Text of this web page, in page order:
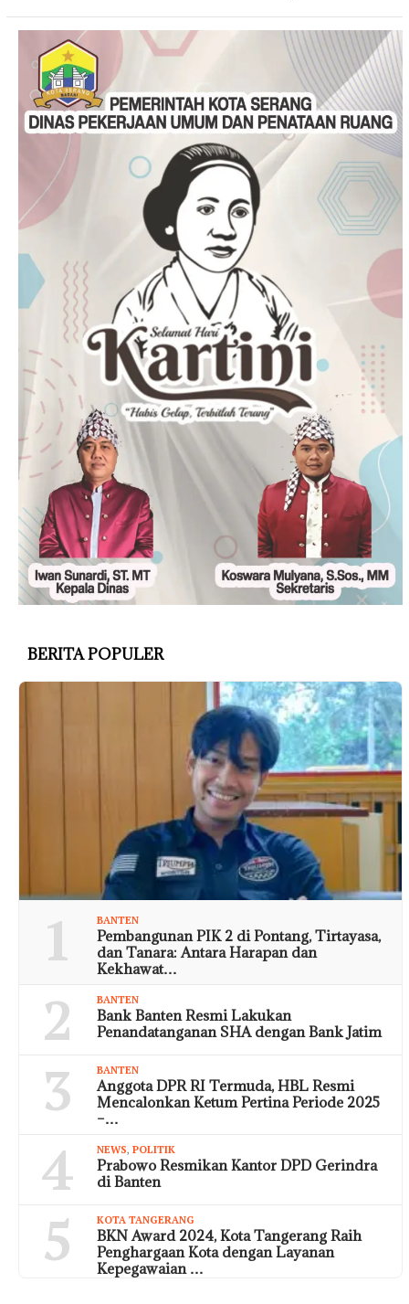
BERITA POPULER
1 BANTEN
Pembangunan PIK 2 di Pontang, Tirtayasa,
dan Tanara: Antara Harapan dan
Kekhawat…
2 BANTEN
Bank Banten Resmi Lakukan
Penandatanganan SHA dengan Bank Jatim
3 BANTEN
Anggota DPR RI Termuda, HBL Resmi
Mencalonkan Ketum Pertina Periode 2025
–…
4 NEWS, POLITIK
Prabowo Resmikan Kantor DPD Gerindra
di Banten
5 KOTA TANGERANG
BKN Award 2024, Kota Tangerang Raih
Penghargaan Kota dengan Layanan
Kepegawaian …